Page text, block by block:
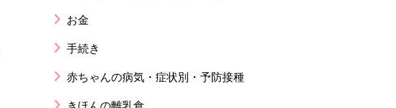
お金
手続き
赤ちゃんの病気・症状別・予防接種